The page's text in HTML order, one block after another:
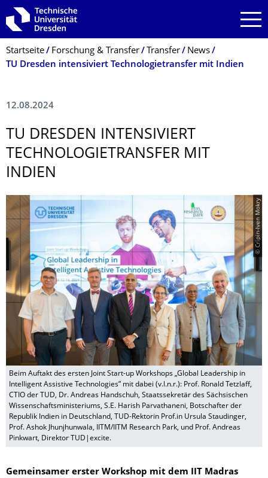
Zur Hauptnavigation springen
Zur Suche springen
Zum Inhalt springen
Breadcrumb-Menü
Startseite Forschung & Transfer Transfer
News
TU Dresden intensiviert Technologietransfer mit Indien
12.08.2024
TU DRESDEN INTENSIVIERT
TECHNOLOGIE­TRANSFER MIT
INDIEN
© Cripin-Iven Mokry
Beim Auftakt des ersten Joint Start-up Workshops „Global Leadership in
Intelligent Assistive Technologies” mit dabei (v.l.n.r.): Prof. Ronald Tetzlaff,
CTIO der TUD, Dr. Andreas Handschuh, Staatssekretär des Sächsischen
Wissenschaftsministeriums, S.E. Harish Parvathaneni, Botschafter der
Republik Indien in Deutschland, TUD-Rektorin Prof.in Ursula Staudinger,
Prof. Ashok Jhunjhunwala, IITM/IITM Research Park, und Prof. Andreas
Pinkwart, Direktor TUD|excite.
Gemeinsamer erster Workshop mit dem IIT Madras